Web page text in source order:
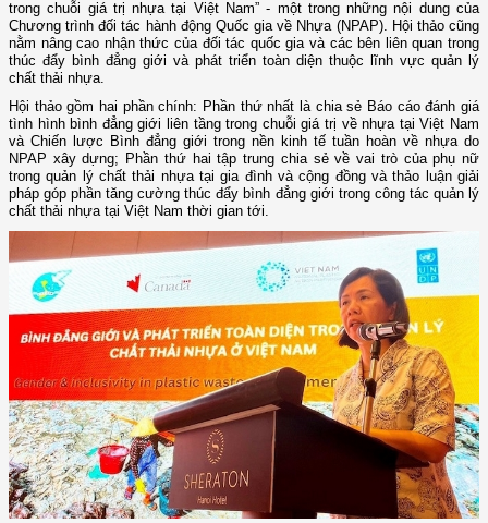
trong chuỗi giá trị nhựa tại Việt Nam” - một trong những nội dung của
Chương trình đối tác hành động Quốc gia về Nhựa (NPAP). Hội thảo cũng
nằm nâng cao nhận thức của đối tác quốc gia và các bên liên quan trong
thúc đẩy bình đẳng giới và phát triển toàn diện thuộc lĩnh vực quản lý
chất thải nhựa.
Hội thảo gồm hai phần chính: Phần thứ nhất là chia sẻ Báo cáo đánh giá
tình hình bình đẳng giới liên tầng trong chuỗi giá trị về nhựa tại Việt Nam
và Chiến lược Bình đẳng giới trong nền kinh tế tuần hoàn về nhựa do
NPAP xây dựng; Phần thứ hai tập trung chia sẻ về vai trò của phụ nữ
trong quản lý chất thải nhựa tại gia đình và cộng đồng và thảo luận giải
pháp góp phần tăng cường thúc đẩy bình đẳng giới trong công tác quản lý
chất thải nhựa tại Việt Nam thời gian tới.